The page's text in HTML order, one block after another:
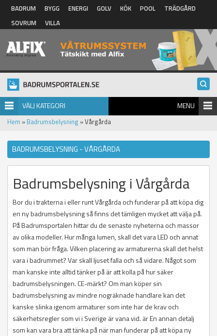
Hoppa till huvudinnehåll
BADRUM BYGG ENERGI GOLV KÖK POOL
TRÄDGÅRD
SOVRUM
VILLA
VÄLJ KATEGORI MENU
Hem » Badrumsbelysning » Vårgårda
BADRUMSBELYSNING - VÅRGÅRDA
Badrumsbelysning i Vårgårda
Bor du i trakterna i eller runt Vårgårda och funderar på att köpa dig
en ny badrumsbelysning så finns det tämligen mycket att välja på.
På Badrumsportalen hittar du de senaste nyheterna och massor
av olika modeller. Hur många lumen, skall det vara LED och annat
som man bör fråga. Vilken placering av armaturerna skall det helst
vara i badrummet? Var skall ljuset falla och så vidare. Något som
man kanske inte alltid tänker på är att kolla på hur säker
badrumsbelysningen. CE-märkt? Om man köper sin
badrumsbelysning av mindre nogräknade handlare kan det
kanske slinka igenom armaturer som inte har de krav och
säkerhetsregler som vi i Sverige är vana vid. är En annan detalj
som kan vara bra att tänka på när man funderar på att köpa ny